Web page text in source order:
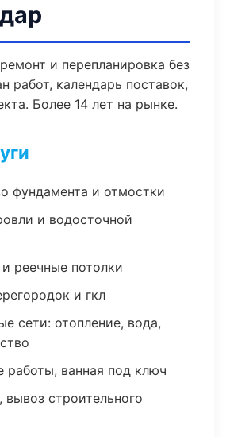
и перепланировка без
работ, календарь поставок,
Более 14 лет на рынке.
фундамента и отмостки
и водосточной
реечные потолки
и гкл
сети: отопление, вода,
работы, ванная под ключ
строительного